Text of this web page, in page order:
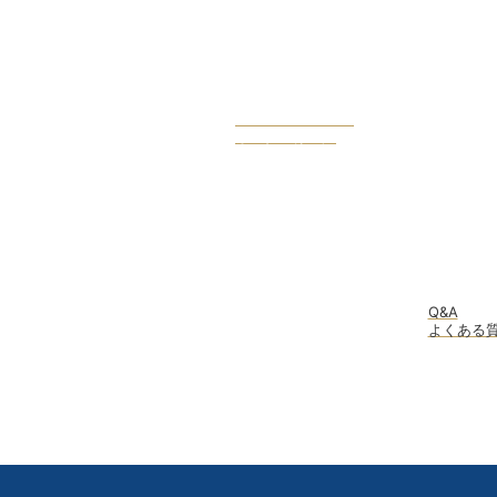
Q&A
よくある